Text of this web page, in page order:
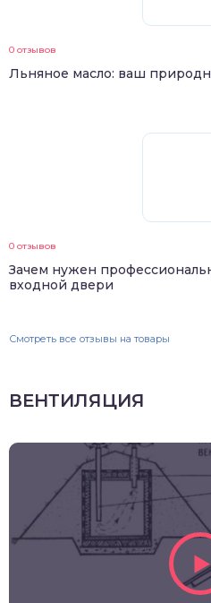
0 отзывов
Льняное масло: ваш
0 отзывов
Зачем нужен
входной двери
Смотреть все отзывы на товары
ВЕНТИЛЯЦИЯ